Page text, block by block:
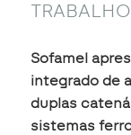
Sofamel
integrado de
duplas
sistemas